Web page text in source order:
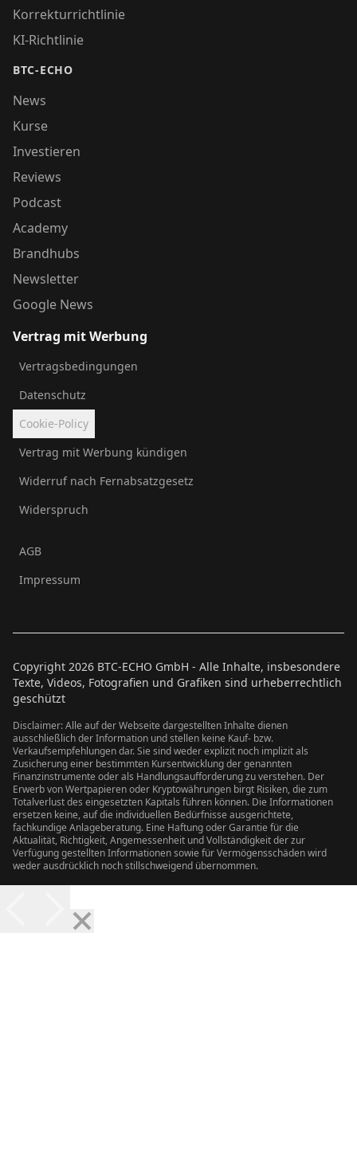
Korrekturrichtlinie
KI-Richtlinie
BTC-ECHO
News
Kurse
Investieren
Reviews
Podcast
Academy
Brandhubs
Newsletter
Google News
Vertrag mit Werbung
Vertragsbedingungen
Datenschutz
Cookie-Policy
Vertrag mit Werbung kündigen
Widerruf nach Fernabsatzgesetz
Widerspruch
AGB
Impressum
Copyright 2026 BTC-ECHO GmbH - Alle Inhalte, insbesondere
Texte, Videos, Fotografien und Grafiken sind urheberrechtlich
geschützt
Disclaimer: Alle auf der Webseite dargestellten Inhalte dienen
ausschließlich der Information und stellen keine Kauf- bzw.
Verkaufsempfehlungen dar. Sie sind weder explizit noch implizit als
Zusicherung einer bestimmten Kursentwicklung der genannten
Finanzinstrumente oder als Handlungsaufforderung zu verstehen. Der
Erwerb von Wertpapieren oder Kryptowährungen birgt Risiken, die zum
Totalverlust des eingesetzten Kapitals führen können. Die Informationen
ersetzen keine, auf die individuellen Bedürfnisse ausgerichtete,
fachkundige Anlageberatung. Eine Haftung oder Garantie für die
Aktualität, Richtigkeit, Angemessenheit und Vollständigkeit der zur
Verfügung gestellten Informationen sowie für Vermögensschäden wird
weder ausdrücklich noch stillschweigend übernommen.